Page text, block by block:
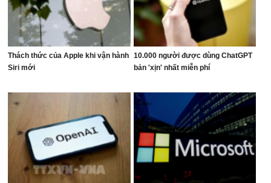
Thách thức của Apple khi vận hành
Siri mới
10.000 người được dùng ChatGPT
bản 'xịn' nhất miễn phí